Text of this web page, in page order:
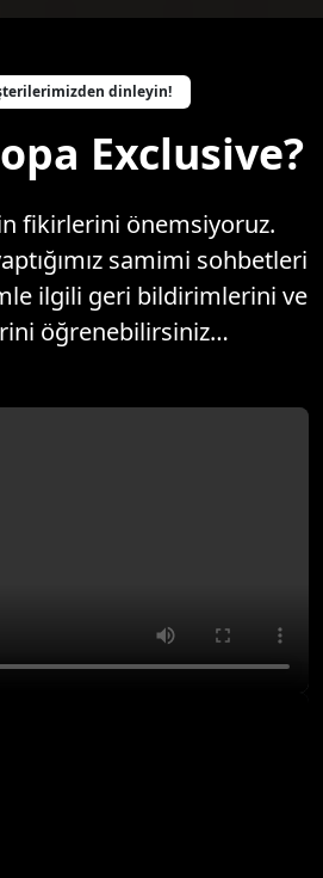
dinleyin!
Exclusive?
fikirlerini önemsiyoruz.
samimi sohbetleri
ilgili geri bildirimlerini ve
öğrenebilirsiniz…